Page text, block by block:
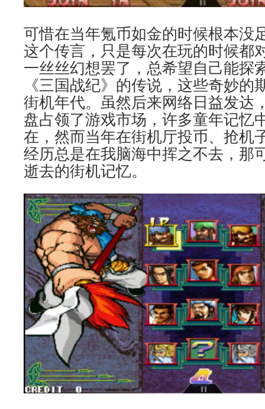
可惜在当年氪币如金的时候根本没
这个传言，只是每次在玩的时候都
一丝丝幻想罢了，总希望自己能探
《三国战纪》的传说，这些奇妙的
街机年代。虽然后来网络日益发达
盘占领了游戏市场，许多童年记忆
在，然而当年在街机厅投币、抢机
经历总是在我脑海中挥之不去，那
逝去的街机记忆。